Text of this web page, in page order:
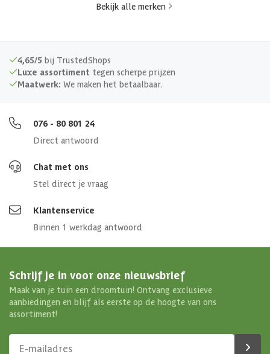
Bekijk alle merken
4,65/5 bij TrustedShops
Luxe assortiment tegen scherpe prijzen
Maatwerk: We maken het betaalbaar.
076 - 80 801 24
Direct antwoord
Chat met ons
Stel direct je vraag
Klantenservice
Binnen 1 werkdag antwoord
Schrijf je in voor onze nieuwsbrief
Maak van je tuin een droomtuin! Ontvang exclusieve
aanbiedingen en blijf als eerste op de hoogte van ons
assortiment!